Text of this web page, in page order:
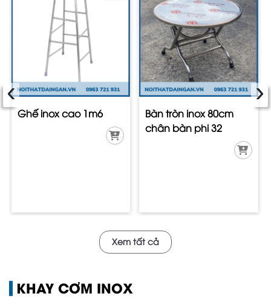
Ghế inox cao 1m6
Bàn tròn inox 80cm
chân bàn phi 32
‹ ›
Xem tất cả
KHAY CƠM INOX